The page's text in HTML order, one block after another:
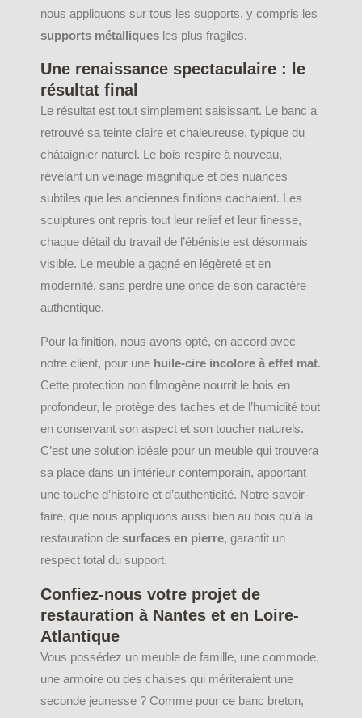
nous appliquons sur tous les supports, y compris les
supports métalliques les plus fragiles.
Une renaissance spectaculaire : le
résultat final
Le résultat est tout simplement saisissant. Le banc a
retrouvé sa teinte claire et chaleureuse, typique du
châtaignier naturel. Le bois respire à nouveau,
révélant un veinage magnifique et des nuances
subtiles que les anciennes finitions cachaient. Les
sculptures ont repris tout leur relief et leur finesse,
chaque détail du travail de l’ébéniste est désormais
visible. Le meuble a gagné en légèreté et en
modernité, sans perdre une once de son caractère
authentique.
Pour la finition, nous avons opté, en accord avec
notre client, pour une huile-cire incolore à effet mat.
Cette protection non filmogène nourrit le bois en
profondeur, le protège des taches et de l’humidité tout
en conservant son aspect et son toucher naturels.
C’est une solution idéale pour un meuble qui trouvera
sa place dans un intérieur contemporain, apportant
une touche d’histoire et d’authenticité. Notre savoir-
faire, que nous appliquons aussi bien au bois qu’à la
restauration de surfaces en pierre, garantit un
respect total du support.
Confiez-nous votre projet de
restauration à Nantes et en Loire-
Atlantique
Vous possédez un meuble de famille, une commode,
une armoire ou des chaises qui mériteraient une
seconde jeunesse ? Comme pour ce banc breton,